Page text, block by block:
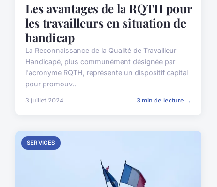
Les avantages de la RQTH pour
les travailleurs en situation de
handicap
La Reconnaissance de la Qualité de Travailleur
Handicapé, plus communément désignée par
l'acronyme RQTH, représente un dispositif capital
pour promouv...
3 juillet 2024 3 min de lecture →
SERVICES